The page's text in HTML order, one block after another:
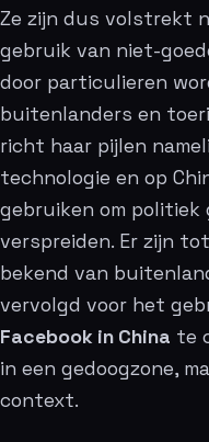
Ze zijn dus volstrekt
gebruik van niet-
door particulieren
buitenlanders en
richt haar pijlen
technologie en op
gebruiken om
verspreiden. Er zijn
bekend van
vervolgd voor het
Facebook in China te
in een gedoogzone,
context.